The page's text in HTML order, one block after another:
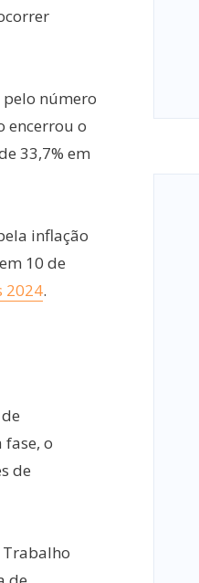
pelo número
encerrou o
33,7% em
inflação
10 de
2024.
o
de
Trabalho